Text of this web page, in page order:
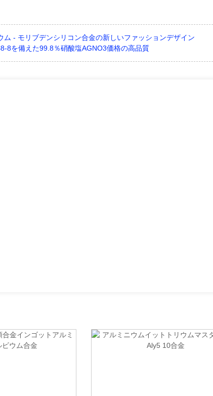
ム - モリブデンシリコン合金の新しいファッションデザイン
8を備えた99.8％硝酸塩AGNO3価格の高品質